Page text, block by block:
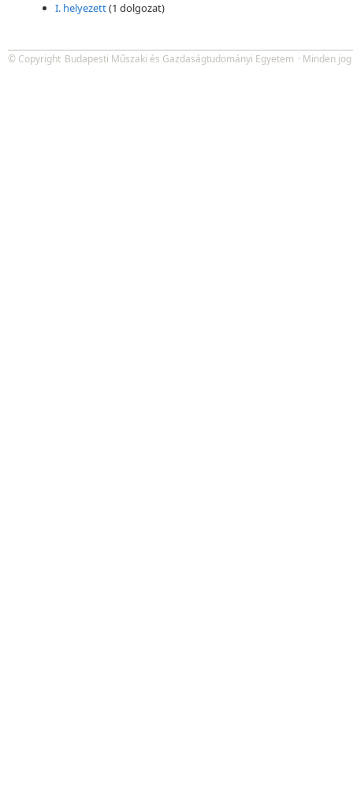
I. helyezett(1 dolgozat)
© Copyright Budapesti Műszaki és Gazdaságtudományi Egyetem · Minden